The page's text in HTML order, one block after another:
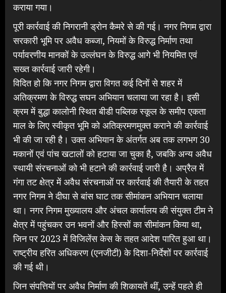
कराया गया।
पूरी कार्रवाई की निगरानी ड्रोन कैमरे से की गई। नगर निगम द्वारा
सरकारी भूमि पर अवैध कब्जा, नियमों के विरुद्ध निर्माण तथा
पर्यावरणीय मानकों के उल्लंघन के विरुद्ध आगे भी नियमित एवं
सख्त कार्रवाई जारी रहेगी।
विदित हो कि नगर निगम द्वारा विगत कई दिनों से शहर में
अतिक्रमण के विरुद्ध सघन अभियान चलाया जा रहा है। इसी
क्रम में बुद्धा कालोनी स्थित बीडी पब्लिक स्कूल के समीप एकता
माल के लिए स्वीकृत भूमि को अतिक्रमणमुक्त कराने की कार्रवाई
भी की जा रही है। उक्त अभियान के अंतर्गत अब तक लगभग 30
मकानों एवं पांच खटालों को हटाया जा चुका है, जबकि अन्य अवैध
स्थायी संरचनाओं को भी हटाने की कार्रवाई जारी है। अप्रैल में
गंगा तट क्षेत्र में अवैध संरचनाओं पर कार्रवाई की तैयारी के तहत
नगर निगम ने दीघा से बांस घाट तक सीमांकन अभियान चलाया
था। नगर निगम मुख्यालय और अंचल कार्यालय की संयुक्त टीम ने
क्षेत्र में पहुंचकर उन भवनों और हिस्सों का सीमांकन किया था,
जिन पर 2023 में विजिलेंस केस के तहत आदेश पारित हुआ था।
राष्ट्रीय हरित अधिकरण (एनजीटी) के दिशा-निर्देशों पर कार्रवाई
की गई थी।
जिन संपत्तियों पर अवैध निर्माण की शिकायतें थीं, उन्हें पहले ही